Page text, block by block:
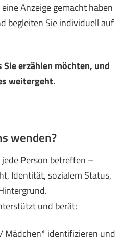
Anzeige gemacht haben
begleiten Sie individuell auf
erzählen möchten, und
weitergeht.
wenden?
Person betreffen –
Identität,sozialem Status,
.
und berät:
Mädchen* identifizieren und